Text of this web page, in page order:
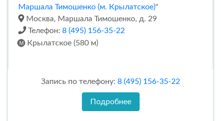
Маршала Тимошенко (м. Крылатское)"
Москва, Маршала Тимошенко, д. 29
Телефон: 8 (495) 156-35-22
Крылатское (580 м)
Запись по телефону: 8 (495) 156-35-22
Подробнее